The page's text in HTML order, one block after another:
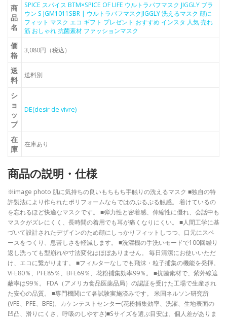
商
品
名
SPICE スパイス BTM×SPICE OF LIFE ウルトラパフマスク JIGGLY ブラ
ウン S JGM1011SBR | ウルトラパフマスクJIGGLY 洗えるマスク 顔に
フィット マスク エコ ギフト プレゼント おすすめ インスタ 人気 売れ
筋 おしゃれ 抗菌素材 ファッションマスク
価
格
3,080円（税込）
送
料
送料別
シ
ョ
ッ
プ
DE(desir de vivre)
在
庫
在庫あり
商品の説明・仕様
※image photo 肌に気持ちの良いもちもち手触りの洗えるマスク ■独自の特
許製法により作られたポリフォームならではのぷるぷる触感。 着けているの
を忘れるほど快適なマスクです。 ■弾力性と密着感、伸縮性に優れ、会話中も
マスクがズレにくく、長時間の着用でも耳が痛くなりにくい。 ■人間工学に基
づいて設計されたデザインのため顔にしっかりフィットしつつ、口元にスペ
ースをつくり、息苦しさを軽減します。 ■洗濯機の手洗いモードで100回繰り
返し洗っても型崩れや寸法変化はほぼありません。 毎日清潔にお使いいただ
け、エコに繋がります。 ■フィルターなしでも飛沫・粒子捕集の機能を発揮。
VFE80％、PFE85％、BFE69％、花粉捕集効率99％。 ■抗菌素材で、紫外線遮
蔽率は99％。 FDA（アメリカ食品医薬品局）の認証を受けた工場で生産され
た安心の品質。 ■専門機関にて各試験実施済みです。 米国ネルソン研究所
(VFE、PFE、BFE)、カケンテストセンター(花粉捕集効率、洗濯、生地表面の
凹凸、滑りにくさ、呼吸のしやすさ)■Sサイズを選ぶ目安は、個人差がありま